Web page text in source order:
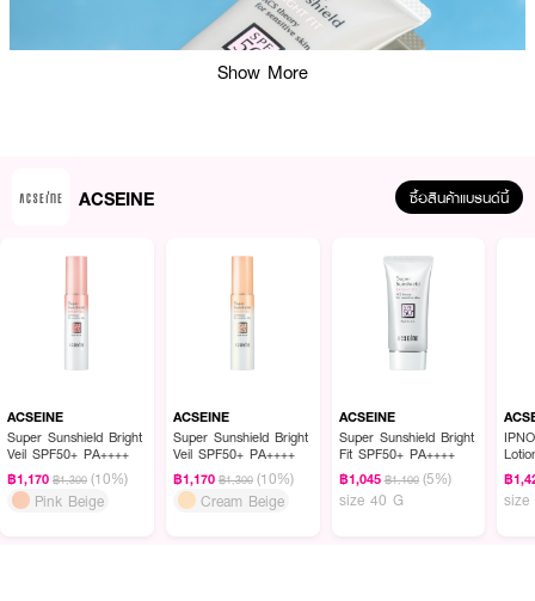
ผลลัพธ์ที่ได้:
ผิวได้รับการปกป้องจากรังสี UV และมลภาวะที่เป็นสาเหตุให้ผิวหมองคล้ำไม่สดใส
ด้วยนวัตกรรม Brilliant Powder ที่ช่วยควบคุมสมดุลการสะท้อนของแสง ทำให้ผิว
ที่ดูแห้งกร้านกลับมาดูมีชีวิตชีวาและเปล่งประกาย สัมผัสเบาสบาย ไม่เหนียว
เหนอะหนะ และสามารถล้างออกได้ง่ายโดยไม่ต้องใช้เมคอัพรีมูฟเวอร์
Show More
ACSEINE ซื้อสินค้าแบรนด์นี้
ACSEINE
Super Sunshield Bright
Veil SPF50+ PA++++
฿1,170 ฿1,300 (10%)
Pink Beige
ACSEINE
Super Sunshield Bright
Veil SPF50+ PA++++
฿1,170 ฿1,300 (10%)
Cream Beige
ACSEINE
Super Sunshield Bright
Fit SPF50+ PA++++
฿1,045 ฿1,100 (5%)
size 40 G
฿
size